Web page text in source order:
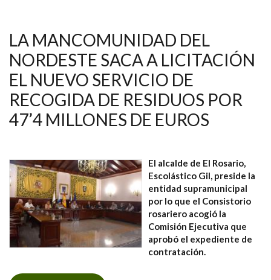
LA MANCOMUNIDAD DEL
NORDESTE SACA A LICITACIÓN
EL NUEVO SERVICIO DE
RECOGIDA DE RESIDUOS POR
47’4 MILLONES DE EUROS
El alcalde de El Rosario,
Escolástico Gil, preside la
entidad supramunicipal
por lo que el Consistorio
rosariero acogió la
Comisión Ejecutiva que
aprobó el expediente de
contratación.